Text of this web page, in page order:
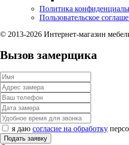
Политика
Пользовательское
© 2013-2026 Интернет-магазин
Вызов замерщика
я даю согласие на обработку